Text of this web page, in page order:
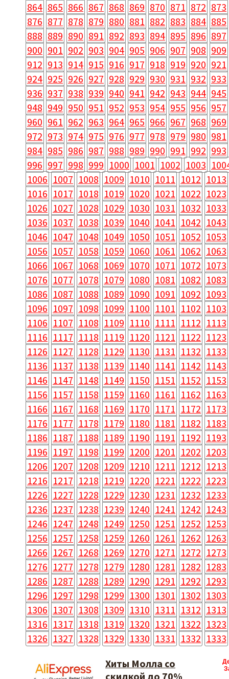
864 865 866 867 868 869 870 871 872 873
876 877 878 879 880 881 882 883 884 885
888 889 890 891 892 893 894 895 896 897
900 901 902 903 904 905 906 907 908 909
912 913 914 915 916 917 918 919 920 921
924 925 926 927 928 929 930 931 932 933
936 937 938 939 940 941 942 943 944 945
948 949 950 951 952 953 954 955 956 957
960 961 962 963 964 965 966 967 968 969
972 973 974 975 976 977 978 979 980 981
984 985 986 987 988 989 990 991 992 993
996 997 998 999 1000 1001 1002 1003
1006 1007 1008 1009 1010 1011 1012 1013
1016 1017 1018 1019 1020 1021 1022 1023
1026 1027 1028 1029 1030 1031 1032 1033
1036 1037 1038 1039 1040 1041 1042 1043
1046 1047 1048 1049 1050 1051 1052 1053
1056 1057 1058 1059 1060 1061 1062 1063
1066 1067 1068 1069 1070 1071 1072 1073
1076 1077 1078 1079 1080 1081 1082 1083
1086 1087 1088 1089 1090 1091 1092 1093
1096 1097 1098 1099 1100 1101 1102 1103
1106 1107 1108 1109 1110 1111 1112 1113
1116 1117 1118 1119 1120 1121 1122 1123
1126 1127 1128 1129 1130 1131 1132 1133
1136 1137 1138 1139 1140 1141 1142 1143
1146 1147 1148 1149 1150 1151 1152 1153
1156 1157 1158 1159 1160 1161 1162 1163
1166 1167 1168 1169 1170 1171 1172 1173
1176 1177 1178 1179 1180 1181 1182 1183
1186 1187 1188 1189 1190 1191 1192 1193
1196 1197 1198 1199 1200 1201 1202 1203
1206 1207 1208 1209 1210 1211 1212 1213
1216 1217 1218 1219 1220 1221 1222 1223
1226 1227 1228 1229 1230 1231 1232 1233
1236 1237 1238 1239 1240 1241 1242 1243
1246 1247 1248 1249 1250 1251 1252 1253
1256 1257 1258 1259 1260 1261 1262 1263
1266 1267 1268 1269 1270 1271 1272 1273
1276 1277 1278 1279 1280 1281 1282 1283
1286 1287 1288 1289 1290 1291 1292 1293
1296 1297 1298 1299 1300 1301 1302 1303
1306 1307 1308 1309 1310 1311 1312 1313
1316 1317 1318 1319 1320 1321 1322 1323
1326 1327 1328 1329 1330 1331 1332 1333
Хиты Молла со
скидкой до 70%